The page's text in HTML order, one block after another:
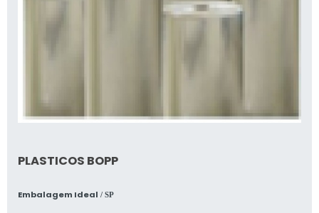
PLASTICOS BOPP
Embalagem Ideal / SP